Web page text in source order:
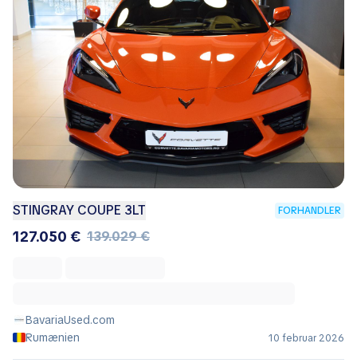
STINGRAY COUPE 3LT FORHANDLER
127.050 € 139.029 €
BavariaUsed.com
Rumænien
10 februar 2026